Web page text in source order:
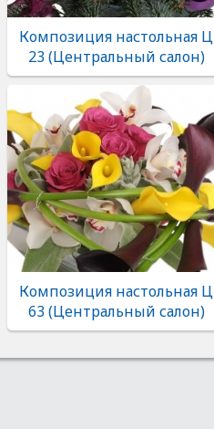
Композиция настольная Ц
23 (Центральный салон)
Композиция настольная Ц
63 (Центральный салон)